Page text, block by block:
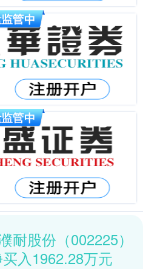
耐股份（002225）
入1962.28万元